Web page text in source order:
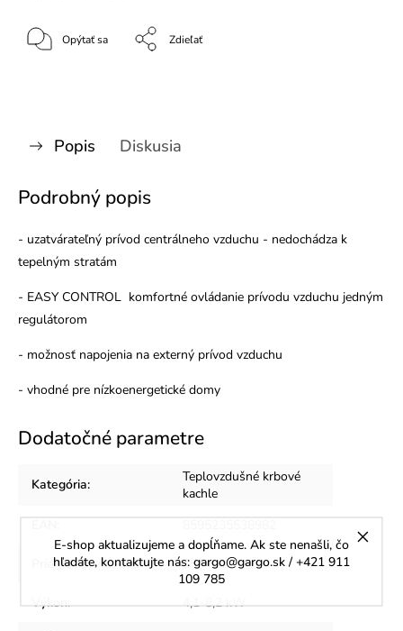
E-shop aktualizujeme a dopĺňame. Ak ste nenašli, čo
hľadáte, kontaktujte nás: gargo@gargo.sk / +421 911
109 785
Opýtať sa Zdieľať
Popis Diskusia
Podrobný popis
- uzatvárateľný prívod centrálneho vzduchu - nedochádza k
tepelným stratám
- EASY CONTROL komfortné ovládanie prívodu vzduchu jedným
regulátorom
- možnosť napojenia na externý prívod vzduchu
- vhodné pre nízkoenergetické domy
Dodatočné parametre
Kategória:
Teplovzdušné krbové
kachle
Priemer dymovodu: 150 mm
Výkon: 4,1-8,2 kW